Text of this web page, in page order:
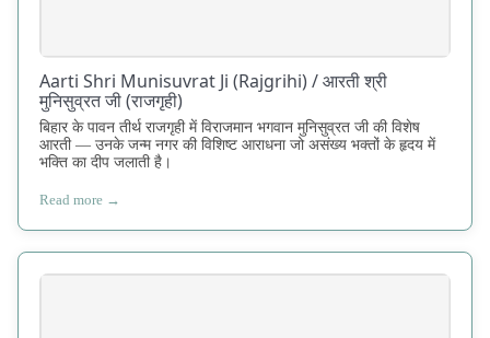
Aarti Shri Munisuvrat Ji (Rajgrihi) / आरती श्री
मुनिसुव्रत जी (राजगृही)
बिहार के पावन तीर्थ राजगृही में विराजमान भगवान मुनिसुव्रत जी की विशेष
आरती — उनके जन्म नगर की विशिष्ट आराधना जो असंख्य भक्तों के हृदय में
भक्ति का दीप जलाती है।
Read more →